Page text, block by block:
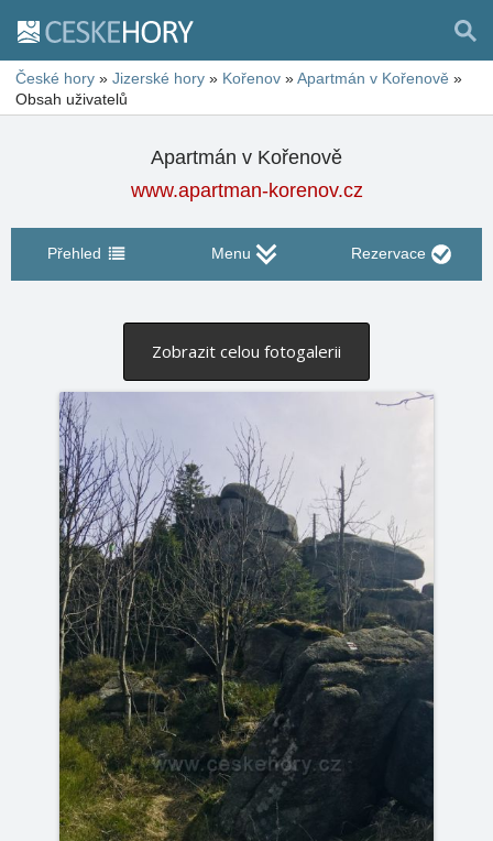
České hory » Jizerské hory » Kořenov »Apartmán v Kořenově »
Obsah uživatelů
Apartmán v Kořenově
www.apartman-korenov.cz
Přehled Menu Rezervace
Zobrazit celou fotogalerii